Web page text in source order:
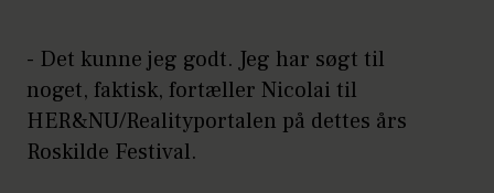
- Det kunne jeg godt. Jeg har søgt til
noget, faktisk, fortæller Nicolai til
HER&NU/Realityportalen på dettes års
Roskilde Festival.